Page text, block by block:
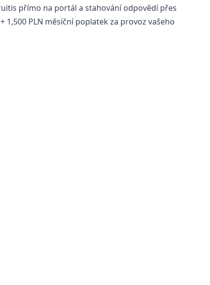
přímo na portál a stahování odpovědí přes
1,500 PLN měsíční poplatek za provoz vašeho